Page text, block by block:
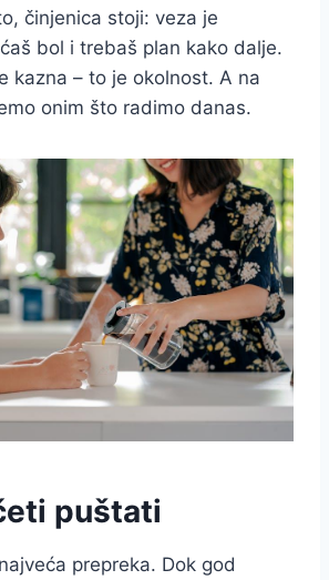
činjenica stoji: veza je
bol i trebaš plan kako dalje.
kazna – to je okolnost. A na
onim što radimo danas.
puštati
prepreka. Dok god